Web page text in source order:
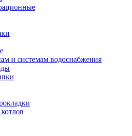
и системам водоснабжения